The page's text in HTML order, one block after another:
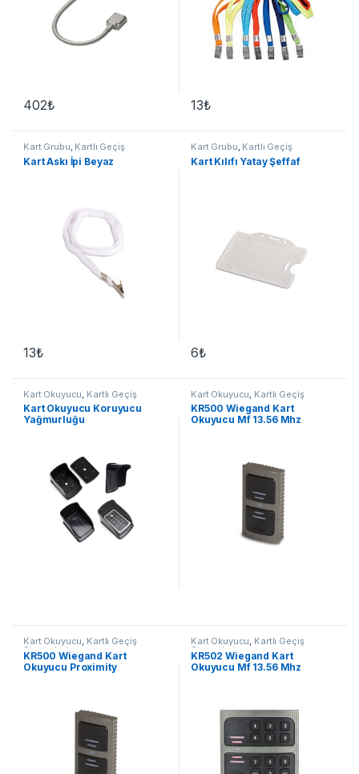
402₺ 13₺
Kart Grubu, Kartlı Geçiş
Sistemleri
Kart Askı İpi Beyaz
13₺
Kart Grubu, Kartlı Geçiş
Sistemleri
Kart Kılıfı Yatay Şeffaf
6₺
Kart Okuyucu Kartlı Geçiş
Sistemleri
Kart Okuyucu Koruyucu
Yağmurluğu
Kart Okuyucu Kartlı Geçiş
Sistemleri
KR500 Wiegand Kart
Okuyucu Mf 13.56 Mhz
Kart Okuyucu, Kartlı Geçiş
Sistemleri
KR500 Wiegand Kart
Okuyucu Proximity
Kart Okuyucu, Kartlı Geçiş
Sistemleri
KR502 Wiegand Kart
Okuyucu Mf 13.56 Mhz